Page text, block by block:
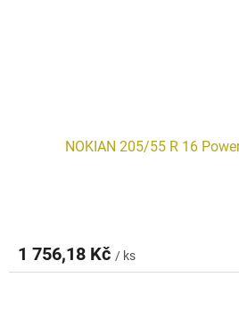
NOKIAN 205/55 R 16
1 756,18 Kč / ks